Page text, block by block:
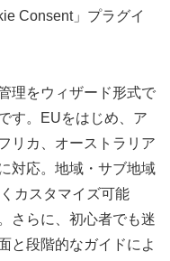
Consent」プラグイ
理をウィザード形式で
す。EUをはじめ、ア
リカ、オーストラリア
対応。地域・サブ地域
カスタマイズ可能
さらに、初心者でも迷
と段階的なガイドによ